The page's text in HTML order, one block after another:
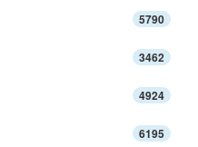
5790
3462
4924
6195